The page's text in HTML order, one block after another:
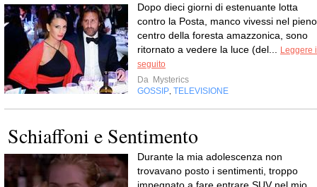
Dopo dieci giorni di estenuante lotta
contro la Posta, manco vivessi nel pieno
centro della foresta amazzonica, sono
ritornato a vedere la luce (del...
Leggere
seguito
Da Mysterics
GOSSIP TELEVISIONE
Schiaffoni e Sentimento
Durante la mia adolescenza non
trovavano posto i sentimenti, troppo
impegnato a fare entrare SUV nel mio